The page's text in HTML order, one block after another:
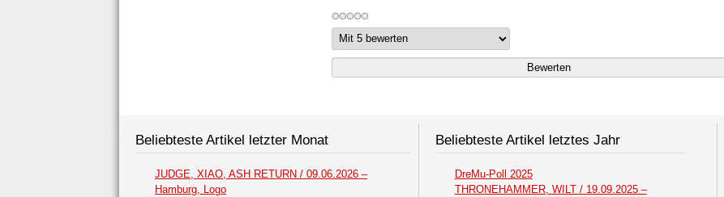
Beliebteste Artikel letzter Monat
JUDGE, XIAO, ASH RETURN / 09.06.2026 –
Hamburg, Logo
Beliebteste Artikel letztes Jahr
DreMu-Poll 2025
THRONEHAMMER, WILT / 19.09.2025 –